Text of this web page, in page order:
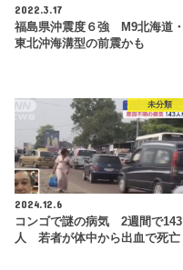
2022.3.17
福島県沖震度６強 M9北海道・
東北沖海溝型の前震かも
未分類
2024.12.6
コンゴで謎の病気 2週間で143
人 若者が体中から出血で死亡